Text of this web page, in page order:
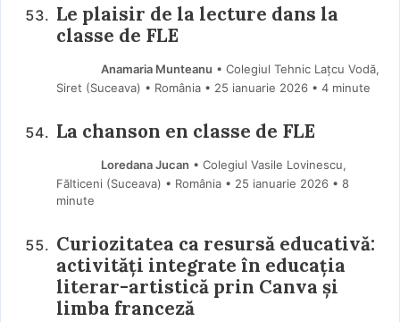
Le plaisir de la lecture dans la
classe de FLE
Anamaria Munteanu • Colegiul Tehnic Lațcu Vodă,
Siret (Suceava) • România
25 ianuarie 2026 • 4 minute
La chanson en classe de FLE
Loredana Jucan • Colegiul Vasile Lovinescu,
Fălticeni (Suceava) • România
25 ianuarie 2026 • 8
minute
Curiozitatea ca resursă educativă:
activități integrate în educația
literar-artistică prin Canva și
limba franceză